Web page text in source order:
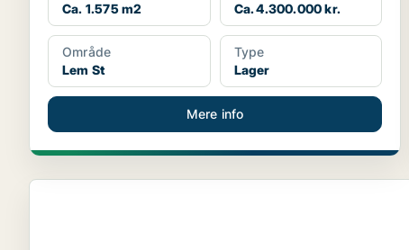
Ca. 1.575 m2
Ca. 4.300.000 kr.
Område
Lem St
Type
Lager
Mere info